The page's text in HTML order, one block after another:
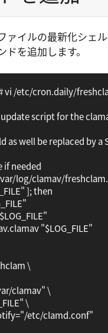
ァイルの最新化シェ
ドを追加します。
vi /etc/cron.daily/
update script for the
as well be replaced by a
if needed
var/log/clamav/
]; then
"$LOG_FILE"
\
clamav" \
\
etc/clamd.conf"